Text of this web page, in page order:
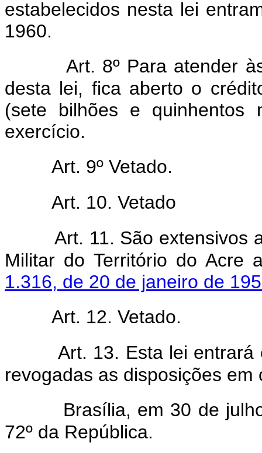
estabelecidos nesta lei
1960.
Art. 8º Para atender
desta lei, fica aberto o
(sete bilhões e quinhentos
exercício.
Art. 9º Vetado.
Art. 10. Vetado
Art. 11. São extensivos
Militar do Território do
1.316, de 20 de janeiro de
Art. 12. Vetado.
Art. 13. Esta lei
revogadas as disposições em
Brasília, em 30 de
72º da República.